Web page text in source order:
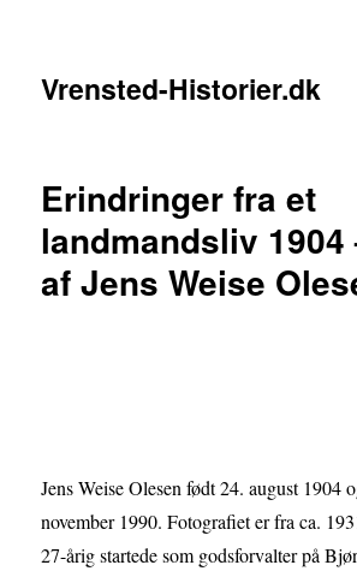
Vrensted-Historier.dk
Erindringer fra et
landmandsliv 1904
af Jens Weise
Jens Weise Olesen født 24. august 1904
november 1990. Fotografiet er fra ca.
27-årig startede som godsforvalter på